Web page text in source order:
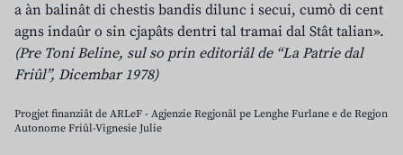
a àn balinât di chestis bandis dilunc i secui, cumò di cent
agns indaûr o sin cjapâts dentri tal tramai dal Stât talian».
(Pre Toni Beline, sul so prin editoriâl de “La Patrie dal
Friûl”, Dicembar 1978)
Progjet finanziât de ARLeF - Agjenzie Regjonâl pe Lenghe Furlane e de Regjon
Autonome Friûl-Vignesie Julie